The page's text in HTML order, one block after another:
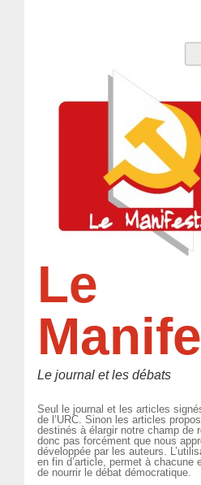
Le
Le journal et les débats
Seul le journal et les articles
de l’URC. Sinon les articles
destinés à élargir notre champ de
donc pas forcément que nous
développée par les auteurs.
en fin d’article, permet à chacune
de nourrir le débat démocratique.